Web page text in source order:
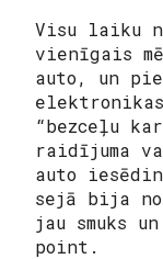
Visu laiku
vienīgais
auto, un
“bezceļu
raidījuma
auto
sejā bija
jau smuks
point .